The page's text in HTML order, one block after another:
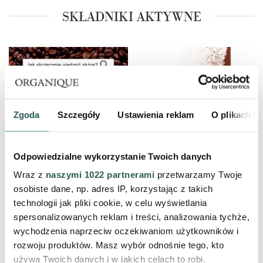
Zgoda Szczegóły Ustawienia reklam O plikach
Odpowiedzialne wykorzystanie Twoich danych
Wraz z naszymi 1022 partnerami przetwarzamy Twoje
osobiste dane, np. adres IP, korzystając z takich
technologii jak pliki cookie, w celu wyświetlania
spersonalizowanych reklam i treści, analizowania tychże,
wychodzenia naprzeciw oczekiwaniom użytkowników i
rozwoju produktów. Masz wybór odnośnie tego, kto
używa Twoich danych i w jakich celach to robi.
SKŁADNIKI AKTYWNE
‹ ›
KAWA, KOFEINA, EKSTRAKT Z KAWY